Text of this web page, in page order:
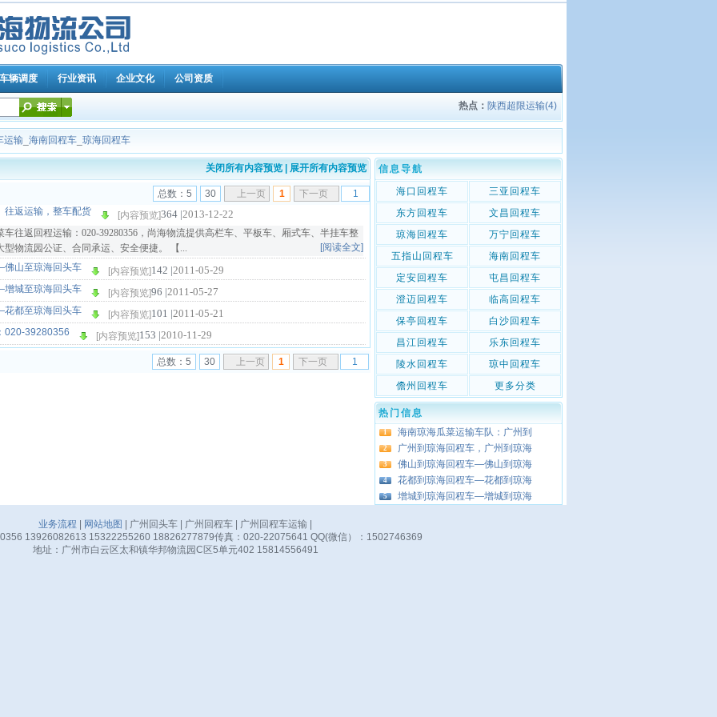
车辆调度 行业资讯 企业文化 公司资质
热点： 陕西超限运输(4)
运输 海南回程车 琼海回程车
关闭所有内容预览 展开所有内容预览
总数：5 30 上一页 1
下一页
往返运输，整车配货
[内容预览]364 |2013-12-22
往返回程运输：020-39280356，尚海物流提供高栏车、平板车、厢式车、半挂车整
物流园公证、合同承运、安全便捷。 【...
[阅读全文]
山至琼海回头车
[内容预览]142 |2011-05-29
城至琼海回头车 [内容预览]96 |2011-05-27
都至琼海回头车 [内容预览]101 |2011-05-21
020-39280356 [内容预览]153 |2010-11-29
总数：5 30 上一页 1 下一页
信息导航
海口回程车
三亚回程车
东方回程车
文昌回程车
琼海回程车
万宁回程车
五指山回程车
海南回程车
定安回程车
屯昌回程车
澄迈回程车
临高回程车
保亭回程车
白沙回程车
昌江回程车
乐东回程车
陵水回程车
琼中回程车
儋州回程车
更多分类
热门信息
1 海南琼海瓜菜运输车队：广州到
2 广州到琼海回程车，广州到琼海
3 佛山到琼海回程车—佛山到琼海
4 花都到琼海回程车—花都到琼海
5 增城到琼海回程车—增城到琼海
业务流程 网站地图
| 广州回头车 | 广州回程车 | 广州回程车运输 |
13926082613 15322255260 18826277879传真：020-22075641 QQ(微信）：1502746369
地址：广州市白云区太和镇华邦物流园C区5单元402 15814556491